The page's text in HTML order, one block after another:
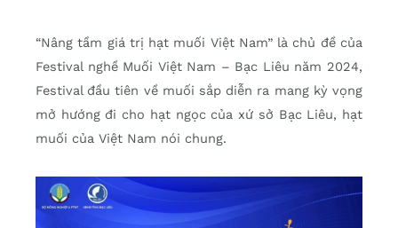
“Nâng tầm giá trị hạt muối Việt Nam” là chủ đề của
Festival nghề Muối Việt Nam – Bạc Liêu năm 2024,
Festival đầu tiên về muối sắp diễn ra mang kỳ vọng
mở hướng đi cho hạt ngọc của xứ sở Bạc Liêu, hạt
muối của Việt Nam nói chung.